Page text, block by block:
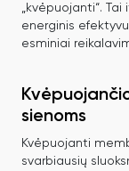
„kvėpuojanti“.
energinis
esminiai
sienoms
Kvėpuojanti
svarbiausių